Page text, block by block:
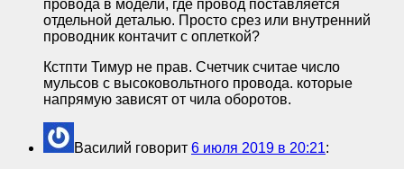
провода в модели, где провод поставляется
отдельной деталью. Просто срез или внутренний
проводник контачит с оплеткой?
Кстпти Тимур не прав. Счетчик считае число
мульсов с высоковольтного провода. которые
напрямую зависят от чила оборотов.
Василий говорит 6 июля 2019 в 20:21: